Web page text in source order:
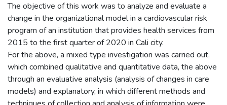
The objective of this work was to analyze and evaluate a
change in the organizational model in a cardiovascular risk
program of an institution that provides health services from
2015 to the first quarter of 2020 in Cali city.
For the above, a mixed type investigation was carried out,
which combined qualitative and quantitative data, the above
through an evaluative analysis (analysis of changes in care
models) and explanatory, in which different methods and